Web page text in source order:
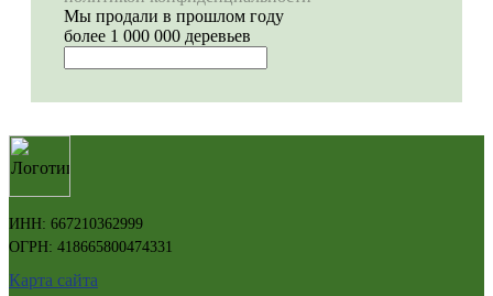
Мы продали в прошлом году
более 1 000 000 деревьев
ИНН: 667210362999
ОГРН: 418665800474331
Карта сайта